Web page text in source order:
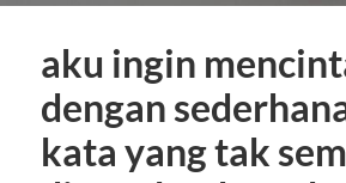
aku ingin
dengan
kata yang tak